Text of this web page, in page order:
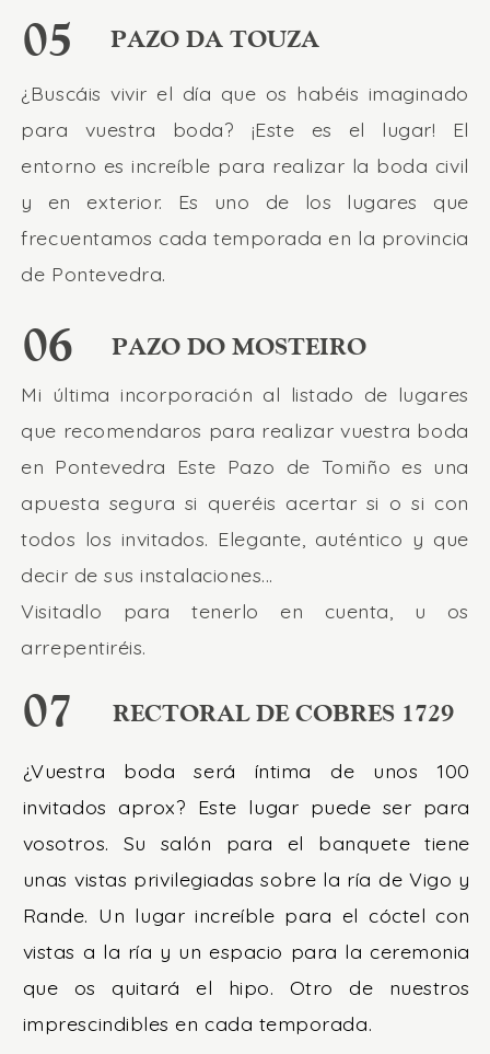
05
06
07
PAZO DA TOUZA
RECTORAL DE COBRES 1729
PAZO DO MOSTEIRO
¿Buscáis vivir el día que os habéis imaginado
para vuestra boda? ¡Este es el lugar! El
entorno es increíble para realizar la boda civil
y en exterior. Es uno de los lugares que
frecuentamos cada temporada en la provincia
de Pontevedra.
Mi última incorporación al listado de lugares
que recomendaros para realizar vuestra boda
en Pontevedra Este Pazo de Tomiño es una
apuesta segura si queréis acertar si o si con
todos los invitados. Elegante, auténtico y que
decir de sus instalaciones...
Visitadlo para tenerlo en cuenta, u os
arrepentiréis.
¿Vuestra boda será íntima de unos 100
invitados aprox? Este lugar puede ser para
vosotros. Su salón para el banquete tiene
unas vistas privilegiadas sobre la ría de Vigo y
Rande. Un lugar increíble para el cóctel con
vistas a la ría y un espacio para la ceremonia
que os quitará el hipo. Otro de nuestros
imprescindibles en cada temporada.